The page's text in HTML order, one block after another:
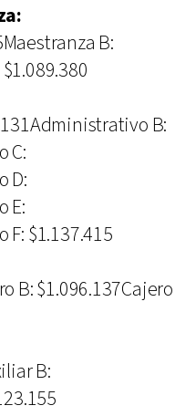
B:
B:
C:
D:
E:
$1.137.415
B: $1.096.137Cajero
B: